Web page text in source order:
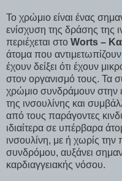
Το χρώμιο είναι ένας
ενίσχυση της δράσης της
περιέχεται στο Worts –
άτομα που
έχουν δείξει ότι έχουν
στον οργανισμό τους. Τα
χρώμιο συνδράμουν στην
της ινσουλίνης και
από τους παράγοντες
ιδιαίτερα σε υπέρβαρα
ινσουλίνη, με ή χωρίς την
συνδρόμου, αυξάνει
καρδιαγγειακής νόσου.